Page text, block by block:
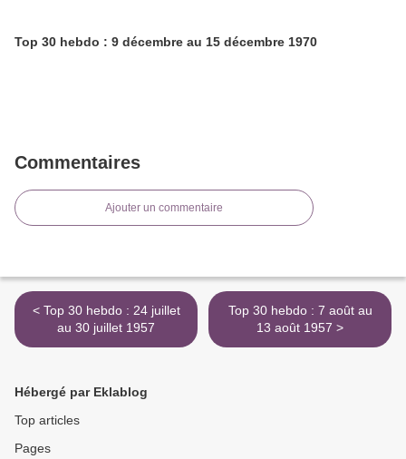
Top 30 hebdo : 9 décembre au 15 décembre 1970
Commentaires
Ajouter un commentaire
< Top 30 hebdo : 24 juillet
au 30 juillet 1957
Top 30 hebdo : 7 août au
13 août 1957 >
Hébergé par Eklablog
Top articles
Pages